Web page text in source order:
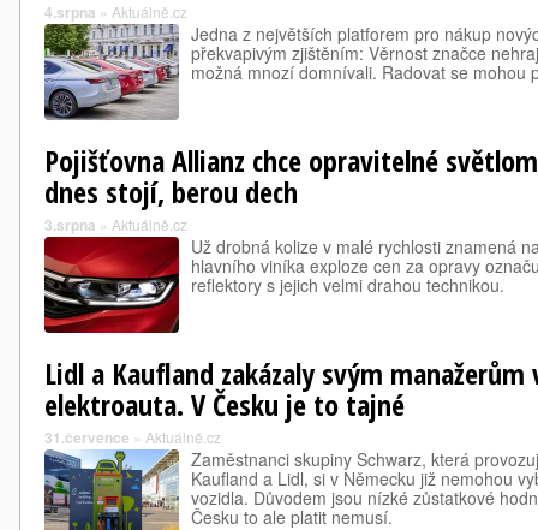
4.srpna » Aktuálně.cz
Jedna z největších platforem pro nákup
překvapivým zjištěním: Věrnost značce
možná mnozí domnívali. Radovat se mohou
Pojišťovna Allianz chce opravitelné
dnes stojí, berou dech
3.srpna » Aktuálně.cz
Už drobná kolize v malé rychlosti znamená
hlavního viníka exploze cen za opravy
reflektory s jejich velmi drahou technikou.
Lidl a Kaufland zakázaly svým manažerům
elektroauta. V Česku je to tajné
31.července » Aktuálně.cz
Zaměstnanci skupiny Schwarz, která
Kaufland a Lidl, si v Německu již nemohou
vozidla. Důvodem jsou nízké zůstatkové
Česku to ale platit nemusí.